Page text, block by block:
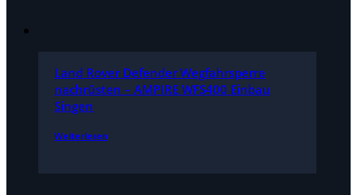
Land Rover Defender Wegfahrsperre
nachrüsten – AMPIRE WFS400 Einbau
Singen
Weiterlesen